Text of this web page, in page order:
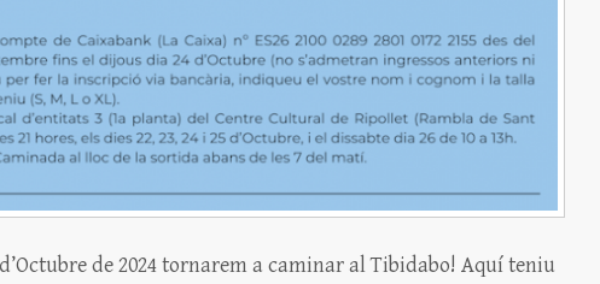
de 2024 tornarem a caminar al Tibidabo! Aquí teniu